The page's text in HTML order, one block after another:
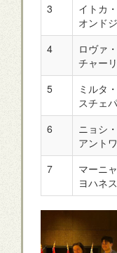
3
イトカ
オンド
4
ロヴァ
チャー
5
ミルタ
スチェ
6
ニョシ
アント
7
マーニ
ヨハネ